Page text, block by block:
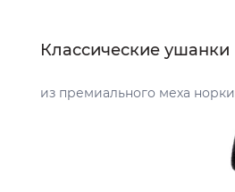
Классические ушанки
из премиального меха норки